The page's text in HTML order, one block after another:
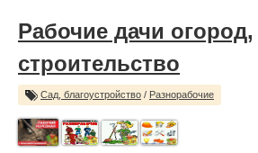
Рабочие дачи огород,
строительство
Сад, благоустройство / Разнорабочие